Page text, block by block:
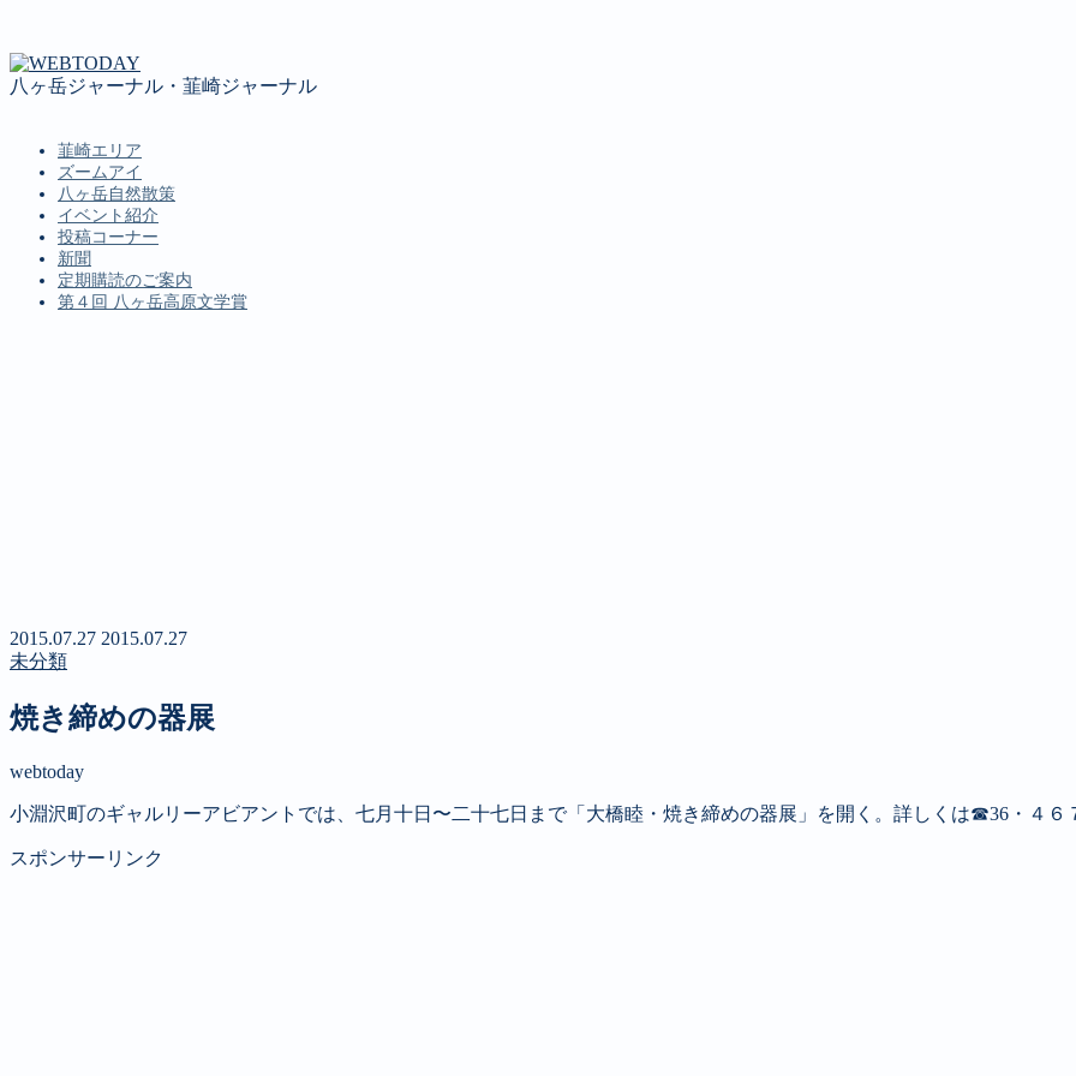
八ヶ岳ジャーナル・韮崎ジャーナル
韮崎エリア
ズームアイ
八ヶ岳自然散策
イベント紹介
投稿コーナー
新聞
定期購読のご案内
第４回 八ヶ岳高原文学賞
2015.07.27 2015.07.27
未分類
焼き締めの器展
webtoday
小淵沢町のギャルリーアビアントでは、七月十日〜二十七日まで「大橋睦・焼き締めの器展」を開く。詳しくは☎36・４６
スポンサーリンク